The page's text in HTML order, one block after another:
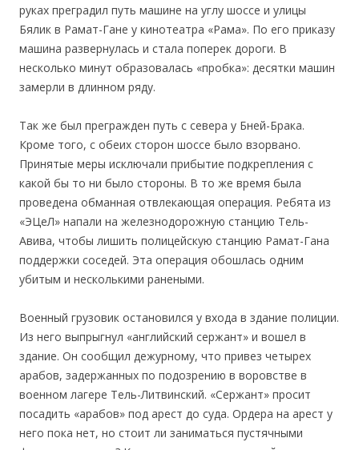
руках преградил путь машине на углу шоссе и улицы
Бялик в Рамат-Гане у кинотеатра «Рама». По его приказу
машина развернулась и стала поперек дороги. В
несколько минут образовалась «пробка»: десятки машин
замерли в длинном ряду.
Так же был прегражден путь с севера у Бней-Брака.
Кроме того, с обеих сторон шоссе было взорвано.
Принятые меры исключали прибытие подкрепления с
какой бы то ни было стороны. В то же время была
проведена обманная отвлекающая операция. Ребята из
«ЭЦеЛ» напали на железнодорожную станцию Тель-
Авива, чтобы лишить полицейскую станцию Рамат-Гана
поддержки соседей. Эта операция обошлась одним
убитым и несколькими ранеными.
Военный грузовик остановился у входа в здание полиции.
Из него выпрыгнул «английский сержант» и вошел в
здание. Он сообщил дежурному, что привез четырех
арабов, задержанных по подозрению в воровстве в
военном лагере Тель-Литвинский. «Сержант» просит
посадить «арабов» под арест до суда. Ордера на арест у
него пока нет, но стоит ли заниматься пустячными